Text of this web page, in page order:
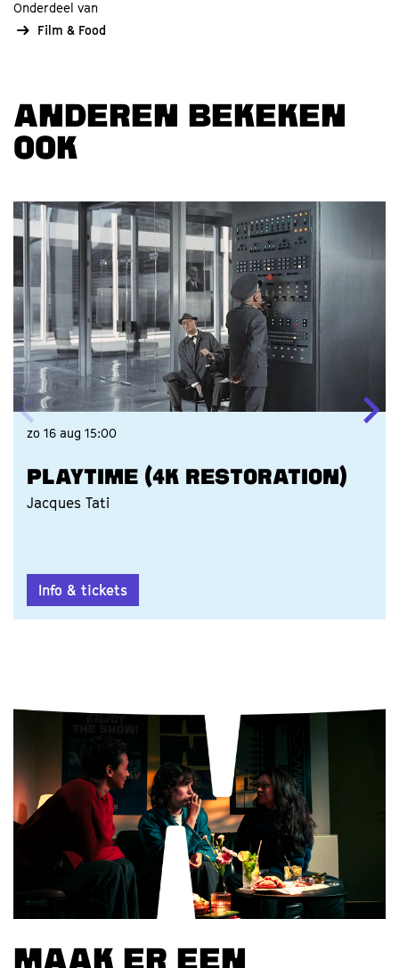
Onderdeel van
Film & Food
ANDEREN BEKEKEN
OOK
PLAYTIME (4K RESTORATION)
Jacques Tati
zo 16 aug 15:00
Info & tickets